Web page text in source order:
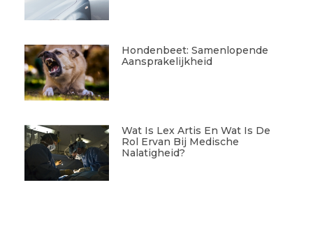
Hondenbeet: Samenlopende
Aansprakelijkheid
Wat Is Lex Artis En Wat Is De
Rol Ervan Bij Medische
Nalatigheid?